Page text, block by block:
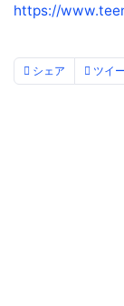
https://
シェア ツイ